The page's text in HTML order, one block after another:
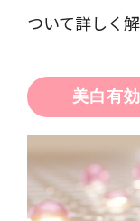
ついて詳しく解
美白有